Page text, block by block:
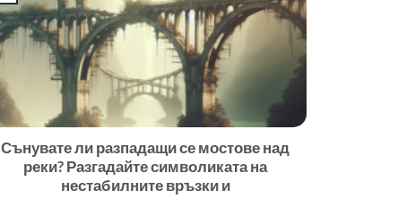
Сънувате ли разпадащи се мостове над
реки? Разгадайте символиката на
нестабилните връзки и